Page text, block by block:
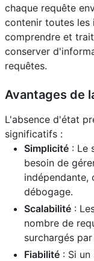
chaque requête
contenir toutes les
comprendre et
conserver
requêtes.
Avantages de
L'absence d'état
significatifs :
Simplicité : Le
besoin de
débogage.
Scalabilité :
nombre de
surchargés
Fiabilité : Si